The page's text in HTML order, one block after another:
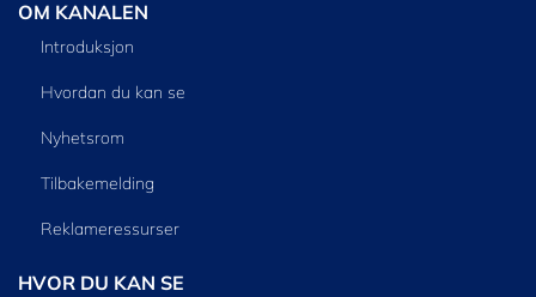
OM KANALEN
Introduksjon
Hvordan du kan se
Nyhetsrom
Tilbakemelding
Reklameressurser
HVOR DU KAN SE